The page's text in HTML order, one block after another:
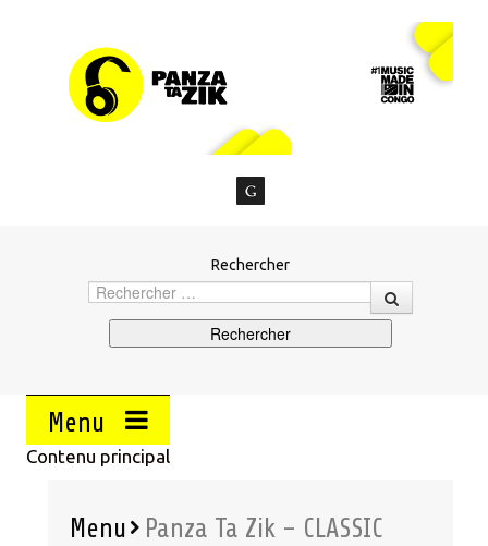
Rechercher
Menu
Contenu principal
Menu Panza Ta Zik – CLASSIC